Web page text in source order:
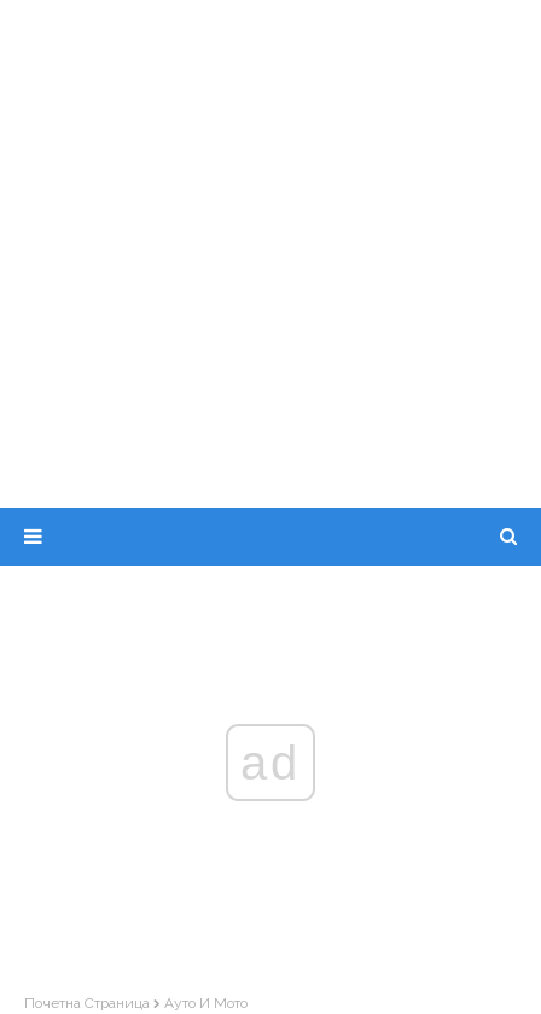
ad
Почетна Страница Ауто И Мото